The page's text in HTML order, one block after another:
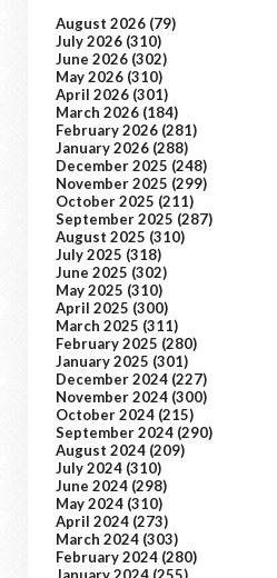
August 2026 (79)
July 2026 (310)
June 2026 (302)
May 2026 (310)
April 2026 (301)
March 2026 (184)
February 2026 (281)
January 2026 (288)
December 2025 (248)
November 2025 (299)
October 2025 (211)
September 2025 (287)
August 2025 (310)
July 2025 (318)
June 2025 (302)
May 2025 (310)
April 2025 (300)
March 2025 (311)
February 2025 (280)
January 2025 (301)
December 2024 (227)
November 2024 (300)
October 2024 (215)
September 2024 (290)
August 2024 (209)
July 2024 (310)
June 2024 (298)
May 2024 (310)
April 2024 (273)
March 2024 (303)
February 2024 (280)
January 2024 (255)